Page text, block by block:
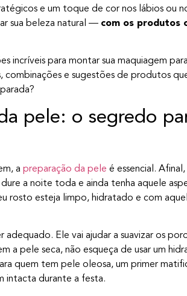
e um toque de cor nos lábios ou
sua beleza natural — com os produtos
incríveis para montar sua maquiagem
combinações e sugestões de produtos
pele: o segredo
a preparação da pele é essencial.
a noite toda e ainda tenha aquele
rosto esteja limpo, hidratado e com
adequado. Ele vai ajudar a suavizar os
a pele seca, não esqueça de usar um
quem tem pele oleosa, um primer
intacta durante a festa.